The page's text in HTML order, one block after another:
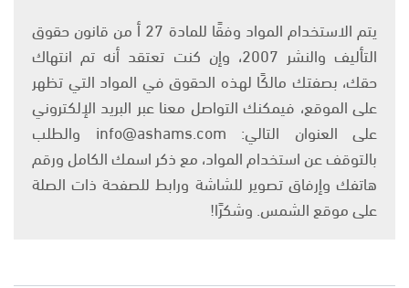
يتم الاستخدام المواد وفقًا للمادة 27 أ من قانون حقوق
التأليف والنشر 2007، وإن كنت تعتقد أنه تم انتهاك
حقك، بصفتك مالكًا لهذه الحقوق في المواد التي تظهر
على الموقع، فيمكنك التواصل معنا عبر البريد الإلكتروني
على العنوان التالي: info@ashams.com والطلب
بالتوقف عن استخدام المواد، مع ذكر اسمك الكامل ورقم
هاتفك وإرفاق تصوير للشاشة ورابط للصفحة ذات الصلة
على موقع الشمس. وشكرًا!